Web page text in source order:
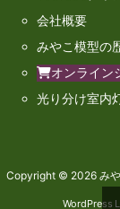
会社概要
みやこ模型の
オンライン
光り分け室内
Copyright © 2026 み
WordPress